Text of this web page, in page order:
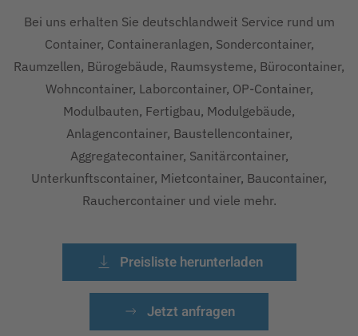
Bei uns erhalten Sie deutschlandweit Service rund um
Container, Containeranlagen, Sondercontainer,
Raumzellen, Bürogebäude, Raumsysteme, Bürocontainer,
Wohncontainer, Laborcontainer, OP-Container,
Modulbauten, Fertigbau, Modulgebäude,
Anlagencontainer, Baustellencontainer,
Aggregatecontainer, Sanitärcontainer,
Unterkunftscontainer, Mietcontainer, Baucontainer,
Rauchercontainer und viele mehr.
Preisliste herunterladen
Jetzt anfragen